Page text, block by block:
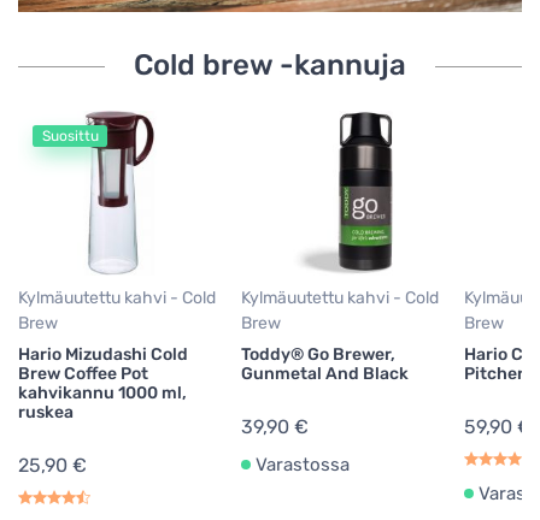
Cold brew -kannuja
Suosittu
Kylmäuutettu kahvi - Cold
Brew
Hario Mizudashi Cold
Brew Coffee Pot
kahvikannu 1000 ml,
ruskea
25,90 €
Kylmäuutettu kahvi - Cold
Brew
Toddy® Go Brewer,
Gunmetal And Black
39,90 €
Varastossa
Brew
Hario
Pitcher
59,90 €